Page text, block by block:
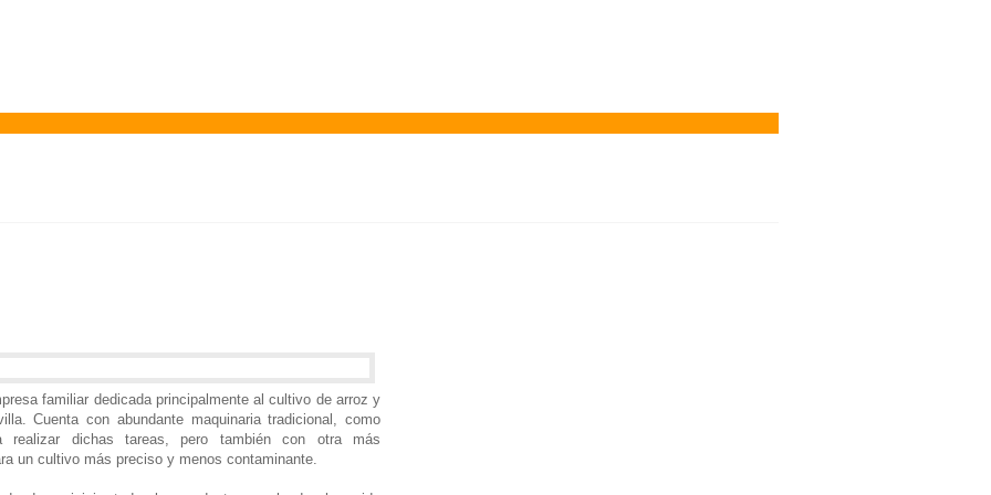
familiar dedicada principalmente al cultivo de arroz y
Cuenta con abundante maquinaria tradicional, como
realizar dichas tareas, pero también con otra más
un cultivo más preciso y menos contaminante.